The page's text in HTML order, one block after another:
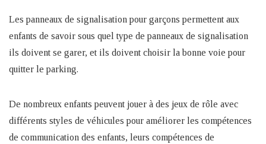
Les panneaux de signalisation pour garçons permettent aux
enfants de savoir sous quel type de panneaux de signalisation
ils doivent se garer, et ils doivent choisir la bonne voie pour
quitter le parking.
De nombreux enfants peuvent jouer à des jeux de rôle avec
différents styles de véhicules pour améliorer les compétences
de communication des enfants, leurs compétences de